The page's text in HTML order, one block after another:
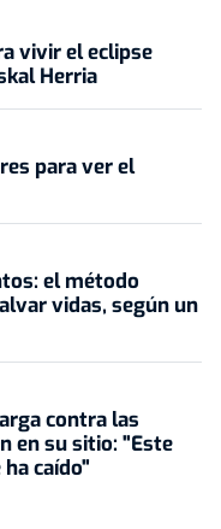
vivir el eclipse
Herria
para ver el
el método
vidas, según un
contra las
en su sitio: "Este
caído"